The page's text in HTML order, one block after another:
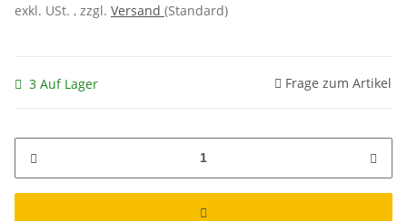
exkl. USt. , zzgl. Versand (Standard)
3 Auf Lager Frage zum Artikel